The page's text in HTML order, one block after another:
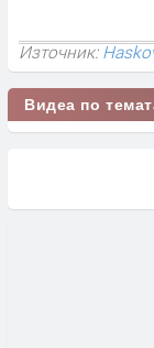
Източник:
Видеа по